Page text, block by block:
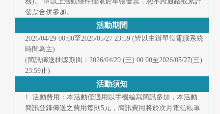
發票合併參加。
活動期間
2026/04/29 00:00至2026/05/27 23:59 (皆以主辦單位電腦系統
時間為主)
(簡訊傳送抽獎期間：2026/04/29 (三) 00:00至2026/05/27(三)
23:59止)
活動須知
1. 活動費用：本活動僅適用以手機編寫簡訊參加，本活動
簡訊登錄傳送之費用每則5元，簡訊費用將於次月電信帳單